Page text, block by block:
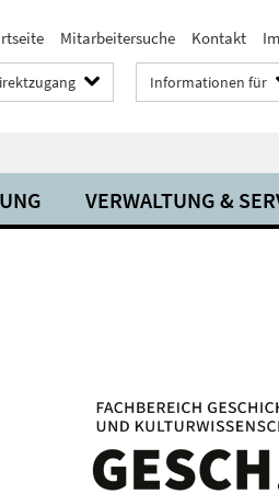
Mitarbeitersuche Kontakt
Informationen für
VERWALTUNG &